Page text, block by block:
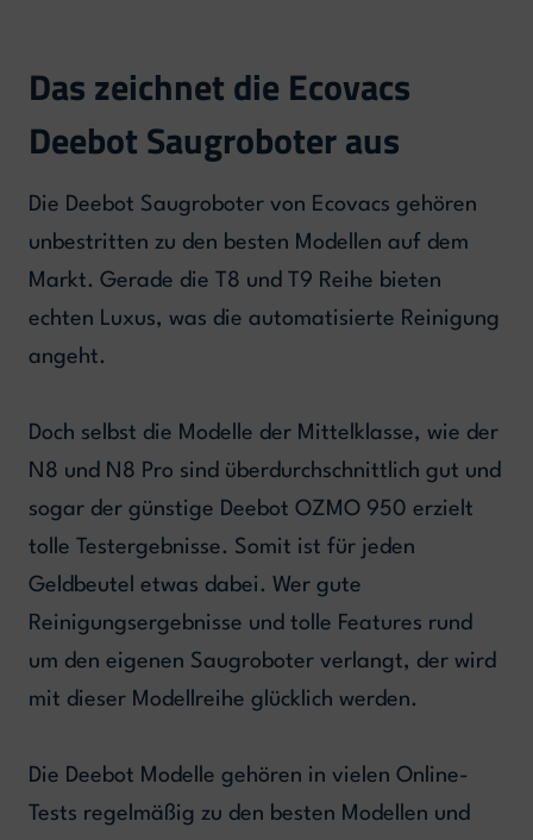
Das zeichnet die Ecovacs
Deebot Saugroboter aus
Die Deebot Saugroboter von Ecovacs gehören
unbestritten zu den besten Modellen auf dem
Markt. Gerade die T8 und T9 Reihe bieten
echten Luxus, was die automatisierte Reinigung
angeht.
Doch selbst die Modelle der Mittelklasse, wie der
N8 und N8 Pro sind überdurchschnittlich gut und
sogar der günstige Deebot OZMO 950 erzielt
tolle Testergebnisse. Somit ist für jeden
Geldbeutel etwas dabei. Wer gute
Reinigungsergebnisse und tolle Features rund
um den eigenen Saugroboter verlangt, der wird
mit dieser Modellreihe glücklich werden.
Die Deebot Modelle gehören in vielen Online-
Tests regelmäßig zu den besten Modellen und